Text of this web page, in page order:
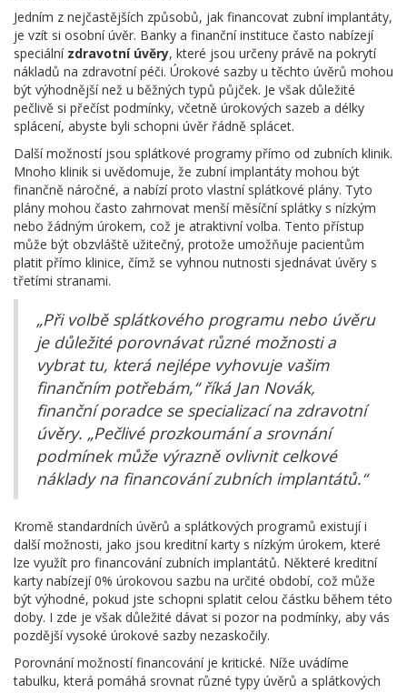
Jedním z nejčastějších způsobů, jak financovat zubní implantáty,
je vzít si osobní úvěr. Banky a finanční instituce často nabízejí
speciální zdravotní úvěry, které jsou určeny právě na pokrytí
nákladů na zdravotní péči. Úrokové sazby u těchto úvěrů mohou
být výhodnější než u běžných typů půjček. Je však důležité
pečlivě si přečíst podmínky, včetně úrokových sazeb a délky
splácení, abyste byli schopni úvěr řádně splácet.
Další možností jsou splátkové programy přímo od zubních klinik.
Mnoho klinik si uvědomuje, že zubní implantáty mohou být
finančně náročné, a nabízí proto vlastní splátkové plány. Tyto
plány mohou často zahrnovat menší měsíční splátky s nízkým
nebo žádným úrokem, což je atraktivní volba. Tento přístup
může být obzvláště užitečný, protože umožňuje pacientům
platit přímo klinice, čímž se vyhnou nutnosti sjednávat úvěry s
třetími stranami.
„Při volbě splátkového programu nebo úvěru
je důležité porovnávat různé možnosti a
vybrat tu, která nejlépe vyhovuje vašim
finančním potřebám,“ říká Jan Novák,
finanční poradce se specializací na zdravotní
úvěry. „Pečlivé prozkoumání a srovnání
podmínek může výrazně ovlivnit celkové
náklady na financování zubních implantátů.“
Kromě standardních úvěrů a splátkových programů existují i
další možnosti, jako jsou kreditní karty s nízkým úrokem, které
lze využít pro financování zubních implantátů. Některé kreditní
karty nabízejí 0% úrokovou sazbu na určité období, což může
být výhodné, pokud jste schopni splatit celou částku během této
doby. I zde je však důležité dávat si pozor na podmínky, aby vás
pozdější vysoké úrokové sazby nezaskočily.
Porovnání možností financování je kritické. Níže uvádíme
tabulku, která pomáhá srovnat různé typy úvěrů a splátkových